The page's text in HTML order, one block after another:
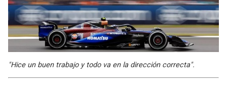
"Hice un buen trabajo y todo va en la dirección correcta".